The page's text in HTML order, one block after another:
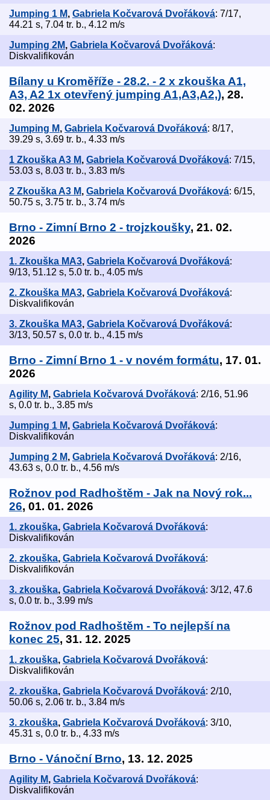
Jumping 1 M, Gabriela Kočvarová Dvořáková: 7/17,
44.21 s, 7.04 tr. b., 4.12 m/s
Jumping 2M, Gabriela Kočvarová Dvořáková:
Diskvalifikován
Bílany u Kroměříže - 28.2. - 2 x zkouška A1,
A3, A2 1x otevřený jumping A1,A3,A2,), 28.
02. 2026
Jumping M, Gabriela Kočvarová Dvořáková: 8/17,
39.29 s, 3.69 tr. b., 4.33 m/s
1 Zkouška A3 M, Gabriela Kočvarová Dvořáková: 7/15,
53.03 s, 8.03 tr. b., 3.83 m/s
2 Zkouška A3 M, Gabriela Kočvarová Dvořáková: 6/15,
50.75 s, 3.75 tr. b., 3.74 m/s
Brno - Zimní Brno 2 - trojzkoušky, 21. 02.
2026
1. Zkouška MA3, Gabriela Kočvarová Dvořáková:
9/13, 51.12 s, 5.0 tr. b., 4.05 m/s
2. Zkouška MA3, Gabriela Kočvarová Dvořáková:
Diskvalifikován
3. Zkouška MA3, Gabriela Kočvarová Dvořáková:
3/13, 50.57 s, 0.0 tr. b., 4.15 m/s
Brno - Zimní Brno 1 - v novém formátu, 17. 01.
2026
Agility M, Gabriela Kočvarová Dvořáková: 2/16, 51.96
s, 0.0 tr. b., 3.85 m/s
Jumping 1 M, Gabriela Kočvarová Dvořáková:
Diskvalifikován
Jumping 2 M, Gabriela Kočvarová Dvořáková: 2/16,
43.63 s, 0.0 tr. b., 4.56 m/s
Rožnov pod Radhoštěm - Jak na Nový rok...
26, 01. 01. 2026
1. zkouška, Gabriela Kočvarová Dvořáková:
Diskvalifikován
2. zkouška, Gabriela Kočvarová Dvořáková:
Diskvalifikován
3. zkouška, Gabriela Kočvarová Dvořáková: 3/12, 47.6
s, 0.0 tr. b., 3.99 m/s
Rožnov pod Radhoštěm - To nejlepší na
konec 25, 31. 12. 2025
1. zkouška, Gabriela Kočvarová Dvořáková:
Diskvalifikován
2. zkouška, Gabriela Kočvarová Dvořáková: 2/10,
50.06 s, 2.06 tr. b., 3.84 m/s
3. zkouška, Gabriela Kočvarová Dvořáková: 3/10,
45.31 s, 0.0 tr. b., 4.33 m/s
Brno - Vánoční Brno, 13. 12. 2025
Agility M, Gabriela Kočvarová Dvořáková:
Diskvalifikován